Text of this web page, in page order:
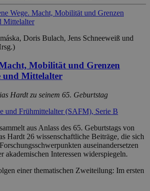
Doris Bulach, Jens Schneeweiß und
Mobilität und Grenzen
und Mittelalter
Hardt zu seinem 65. Geburtstag
und Frühmittelalter (SAFM), Serie B
aus Anlass des 65. Geburtstags von
Hardt 26 wissenschaftliche Beiträge, die sich
auseinandersetzen
akademischen Interessen widerspiegeln.
einer thematischen Zweiteilung: Im ersten